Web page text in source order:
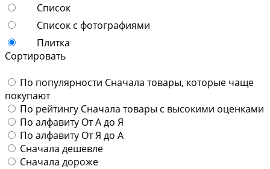
Список
Список с фотографиями
Плитка
Сортировать
По популярности Сначала товары, которые чаще
покупают
По рейтингу Сначала товары с высокими оценками
По алфавиту От А до Я
По алфавиту От Я до А
Сначала дешевле
Сначала дороже